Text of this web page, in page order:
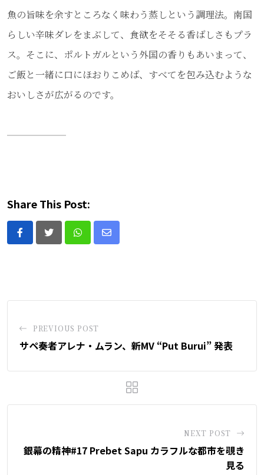
魚の旨味を余すところなく味わう蒸しという調理法。南国
らしい辛味ダレをまぶして、食欲をそそる香ばしさもプラ
ス。そこに、ポルトガルという外国の香りもあいまって、
ご飯と一緒に口にほおりこめば、すべてを包み込むような
おいしさが広がるのです。
Share This Post:
Whatsapp
Share
PREVIOUS POST
サペ奏者アレナ・ムラン、新MV “Put Burui” 発表
NEXT POST
銀幕の精神#17 Prebet Sapu カラフルな都市を覗き
見る